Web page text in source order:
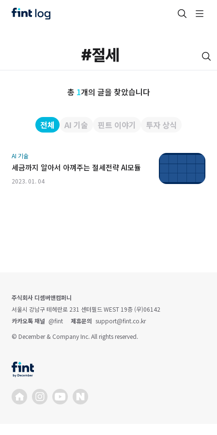
총 1개의 글을 찾았습니다
전체 AI 기술 핀트 이야기 투자 상식
AI 기술
세금까지 알아서 아껴주는 절세전략 AI모듈
2023. 01. 04
주식회사 디셈버앤컴퍼니
서울시 강남구 테헤란로 231 센터필드 WEST 19층 (우)06142
카카오톡 채널 @fint 제휴문의 support@fint.co.kr
© December & Company Inc. All rights reserved.